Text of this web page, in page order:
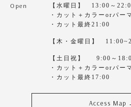
Open
【水曜日】 13:00～
・カット＋カラーorパー
・カット最終21:00
【木・金曜日】
【土日祝】 9:00～
・カット＋カラーorパー
・カット最終17:00
Access Map